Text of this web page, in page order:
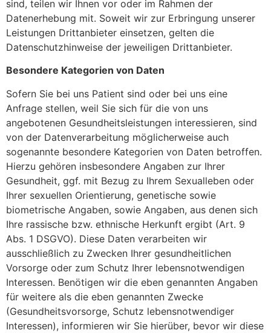
sind, teilen wir Ihnen vor oder im Rahmen der
Datenerhebung mit. Soweit wir zur Erbringung unserer
Leistungen Drittanbieter einsetzen, gelten die
Datenschutzhinweise der jeweiligen Drittanbieter.
Besondere Kategorien von Daten
Sofern Sie bei uns Patient sind oder bei uns eine
Anfrage stellen, weil Sie sich für die von uns
angebotenen Gesundheitsleistungen interessieren, sind
von der Datenverarbeitung möglicherweise auch
sogenannte besondere Kategorien von Daten betroffen.
Hierzu gehören insbesondere Angaben zur Ihrer
Gesundheit, ggf. mit Bezug zu Ihrem Sexualleben oder
Ihrer sexuellen Orientierung, genetische sowie
biometrische Angaben, sowie Angaben, aus denen sich
Ihre rassische bzw. ethnische Herkunft ergibt (Art. 9
Abs. 1 DSGVO). Diese Daten verarbeiten wir
ausschließlich zu Zwecken Ihrer gesundheitlichen
Vorsorge oder zum Schutz Ihrer lebensnotwendigen
Interessen. Benötigen wir die eben genannten Angaben
für weitere als die eben genannten Zwecke
(Gesundheitsvorsorge, Schutz lebensnotwendiger
Interessen), informieren wir Sie hierüber, bevor wir diese